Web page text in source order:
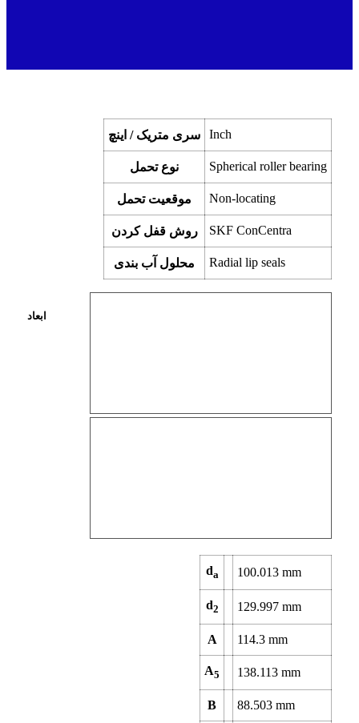
سری متریک / اینچ Inch
نوع تحمل Spherical roller bearing
موقعیت تحمل Non-locating
روش قفل کردن SKF ConCentra
محلول آب بندی Radial lip seals
ابعاد
da 100.013mm
d2 129.997mm
A 114.3mm
A5 138.113mm
B 88.503mm